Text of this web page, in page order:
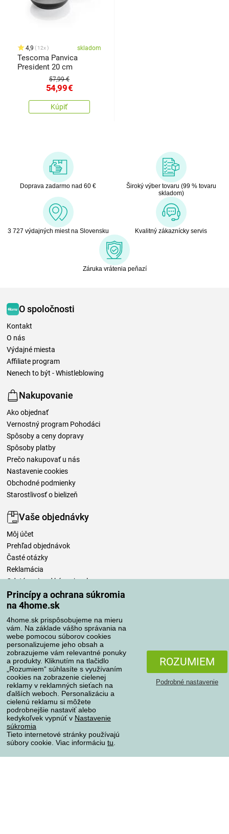
Princípy a ochrana súkromia
na 4home.sk
4home.sk prispôsobujeme na mieru
vám. Na základe vášho správania na
webe pomocou súborov cookies
personalizujeme jeho obsah a
zobrazujeme vám relevantné ponuky
a produkty. Kliknutím na tlačidlo
„Rozumiem“ súhlasíte s využívaním
cookies na zobrazenie cielenej
reklamy v reklamných sieťach na
ďalších weboch. Personalizáciu a
cielenú reklamu si môžete
podrobnejšie nastaviť alebo
kedykoľvek vypnúť v Nastavenie
súkromia
Tieto internetové stránky používajú
súbory cookie. Viac informáciu tu
ROZUMIEM
Podrobné nastavenie
4,9 12x skladom
Tescoma Panvica
President 20 cm
57,99 €
54,99€
Kúpiť
Doprava zadarmo nad 60 €
Široký výber tovaru (99 % tovaru
skladom)
3 727 výdajných miest na Slovensku Kvalitný zákaznícky servis
Záruka vrátenia peňazí
O spoločnosti
Kontakt
O nás
Výdajné miesta
Affiliate program
Nenech to být - Whistleblowing
Nakupovanie
Ako objednať
Vernostný program Pohodáci
Spôsoby a ceny dopravy
Spôsoby platby
Prečo nakupovať u nás
Nastavenie cookies
Obchodné podmienky
Starostlivosť o bielizeň
Vaše objednávky
Môj účet
Prehľad objednávok
Časté otázky
Reklamácia
Odstúpenie od kúpnej zmluvy
Pravidlá spracovania recenzií
Spôsoby dopravy
Spôsoby platby
Spoľahlivý obchod